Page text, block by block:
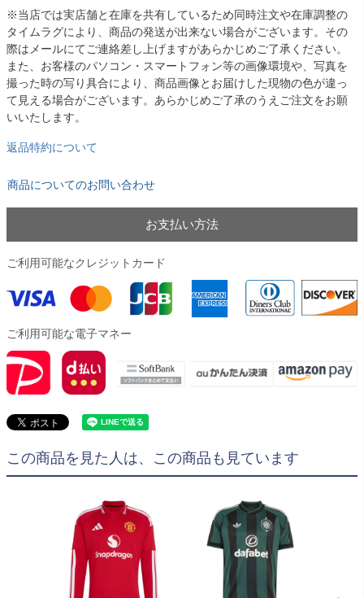
※当店では実店舗と在庫を共有しているため同時注文や在庫調整の
タイムラグにより、商品の発送が出来ない場合がございます。その
際はメールにてご連絡差し上げますがあらかじめご了承ください。
また、お客様のパソコン・スマートフォン等の画像環境や、写真を
撮った時の写り具合により、商品画像とお届けした現物の色が違っ
て見える場合がございます。あらかじめご了承のうえご注文をお願
いいたします。
返品特約について
商品についてのお問い合わせ
お支払い方法
ご利用可能なクレジットカード
ご利用可能な電子マネー
この商品を見た人は、この商品も見ています